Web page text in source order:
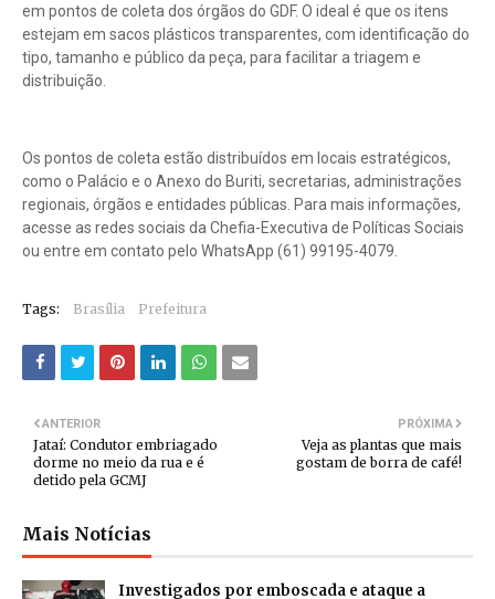
em pontos de coleta dos órgãos do GDF. O ideal é que os itens
estejam em sacos plásticos transparentes, com identificação do
tipo, tamanho e público da peça, para facilitar a triagem e
distribuição.
Os pontos de coleta estão distribuídos em locais estratégicos,
como o Palácio e o Anexo do Buriti, secretarias, administrações
regionais, órgãos e entidades públicas. Para mais informações,
acesse as redes sociais da Chefia-Executiva de Políticas Sociais
ou entre em contato pelo WhatsApp (61) 99195-4079.
Tags: Brasília Prefeitura
PRÓXIMA
Veja as plantas que mais
gostam de borra de café!
ANTERIOR
Jataí: Condutor embriagado
dorme no meio da rua e é
detido pela GCMJ
Mais Notícias
Investigados por emboscada e ataque a